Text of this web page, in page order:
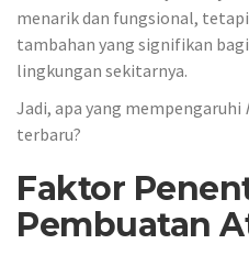
menarik dan fungsional,
tambahan yang signifikan
lingkungan sekitarnya.
Jadi, apa yang mempengaruhi
terbaru?
Faktor
Pembuatan